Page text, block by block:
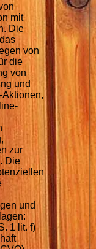
mit
Die
von
die
von
und
zur
Die
und
1 lit. f)